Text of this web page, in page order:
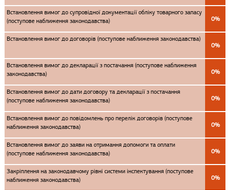
Встановлення вимог до супровідної документації обліку товарного запасу
(поступове наближення законодавства)
0%
Встановлення вимог до договорів (поступове наближення законодавства)
0%
Встановлення вимог до декларації з постачання (поступове наближення
законодавства)
0%
Встановлення вимог до дати договору та декларації з постачання
(поступове наближення законодавства)
0%
Встановлення вимог до повідомлень про перелік договорів (поступове
наближення законодавства)
0%
Встановлення вимог до заяви на отримання допомоги та оплати
(поступове наближення законодавства)
0%
Закріплення на законодавчому рівні системи інспектування (поступове
наближення законодавства)
0%